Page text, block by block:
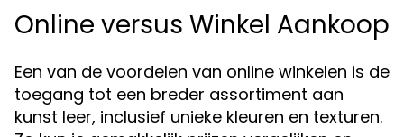
Online versus Winkel Aankoop
Een van de voordelen van online winkelen is de
toegang tot een breder assortiment aan
kunst leer, inclusief unieke kleuren en texturen.